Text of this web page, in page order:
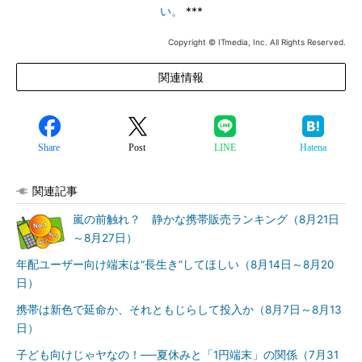
い。
***
Copyright © ITmedia, Inc. All Rights Reserved.
関連情報
Share Post LINE Hatena
関連記事
嵐の前触れ？ 静かな携帯販売ランキング（8月21日
～8月27日）
年配ユーザー向け端末は“長生き”してほしい（8月14日～8月20
日）
携帯は新色で延命か、それともじらして投入か（8月7日～8月13
日）
子ども向けじゃヤなの！──夏休みと「1円端末」の関係（7月31